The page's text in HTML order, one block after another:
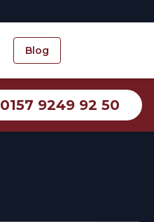
Blog
0157 9249 92 50